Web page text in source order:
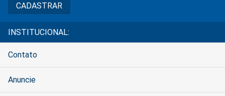
INSTITUCIONAL:
Contato
Anuncie